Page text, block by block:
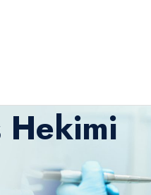
Hekimi